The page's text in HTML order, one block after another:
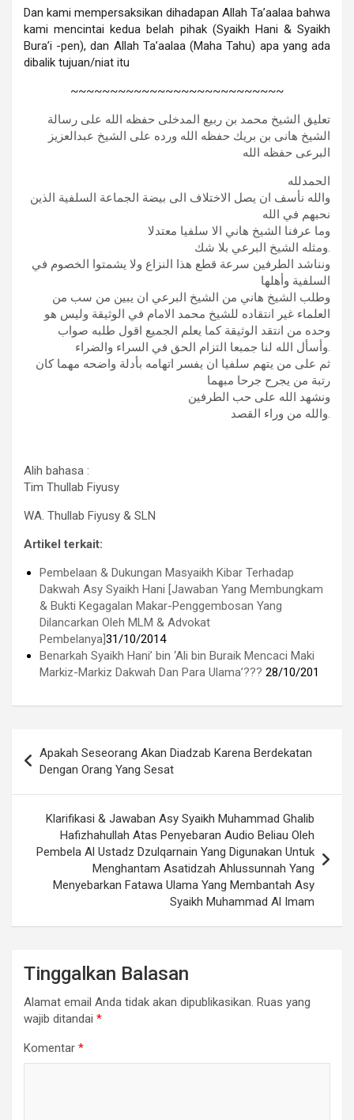
Dan kami mempersaksikan dihadapan Allah Ta’aalaa bahwa
kami mencintai kedua belah pihak (Syaikh Hani & Syaikh
Bura’i -pen), dan Allah Ta’aalaa (Maha Tahu) apa yang ada
dibalik tujuan/niat itu
~~~~~~~~~~~~~~~~~~~~~~~~~~~
تعليق الشيخ محمد بن ربيع المدخلى حفظه الله على رسالة
الشيخ هانى بن بريك حفظه الله ورده على الشيخ عبدالعزيز
البرعى حفظه الله
الحمدلله
والله نأسف ان يصل الاختلاف الى بيضة الجماعة السلفية الذين
نحبهم في الله
وما عرفنا الشيخ هاني الا سلفيا معتدلا
ومثله الشيخ البرعي بلا شك.
ونناشد الطرفين سرعة قطع هذا النزاع ولا يشمتوا الخصوم في
السلفية وأهلها
وطلب الشيخ هاني من الشيخ البرعي ان يبين من سب من
العلماء غير انتقاده للشيخ محمد الامام في الوثيقة وليس هو
وحده من انتقد الوثيقة كما يعلم الجميع اقول طلبه صواب
وأسأل الله لنا جمبعا التزام الحق في السراء والضراء.
ثم على من يتهم سلفيا ان يفسر اتهامه بأدلة واضحه مهما كان
رتبة من يجرح جرحا مبهما
ونشهد الله على حب الطرفين
والله من وراء القصد.
Alih bahasa :
Tim Thullab Fiyusy
WA. Thullab Fiyusy & SLN
Artikel terkait:
Pembelaan & Dukungan Masyaikh Kibar Terhadap
Dakwah Asy Syaikh Hani [Jawaban Yang Membungkam
& Bukti Kegagalan Makar-Penggembosan Yang
Dilancarkan Oleh MLM & Advokat
Pembelanya]31/10/2014
Benarkah Syaikh Hani’ bin ‘Ali bin Buraik Mencaci Maki
Markiz-Markiz Dakwah Dan Para Ulama’??? 28/10/201
pos
Apakah Seseorang Akan Diadzab Karena Berdekatan
Dengan Orang Yang Sesat
Klarifikasi & Jawaban Asy Syaikh Muhammad Ghalib
Hafizhahullah Atas Penyebaran Audio Beliau Oleh
Pembela Al Ustadz Dzulqarnain Yang Digunakan Untuk
Menghantam Asatidzah Ahlussunnah Yang
Menyebarkan Fatawa Ulama Yang Membantah Asy
Syaikh Muhammad Al Imam
Tinggalkan Balasan
Alamat email Anda tidak akan dipublikasikan. Ruas yang
wajib ditandai *
Komentar *